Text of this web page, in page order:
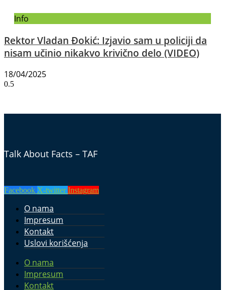
Info
Rektor Vladan Đokić: Izjavio sam u policiji da
nisam učinio nikakvo krivično delo (VIDEO)
18/04/2025
Talk About Facts – TAF
Facebook X-twitter Instagram
O nama
Impresum
Kontakt
Uslovi korišćenja
O nama
Impresum
Kontakt